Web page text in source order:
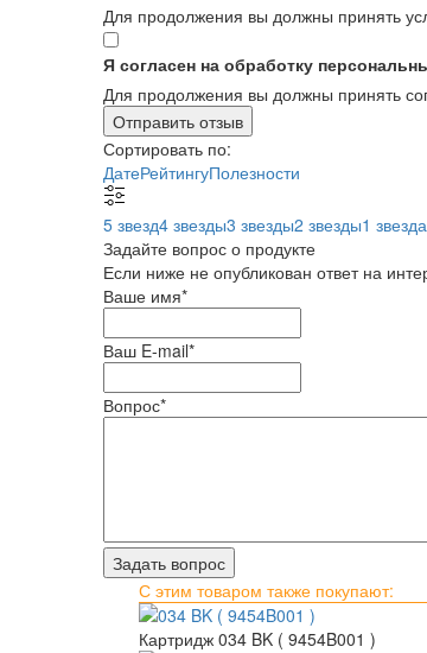
Для продолжения вы должны принять
Я согласен на обработку
Для продолжения вы должны принять
Отправить отзыв
Сортировать по:
ДатеРейтингуПолезности
5 звезд4 звезды3 звезды2 звезды1 звезда
Задайте вопрос о продукте
Если ниже не опубликован ответ на
Ваше имя*
Ваш E-mail*
Вопрос*
С этим товаром также покупают:
Картридж 034 BK ( 9454B001 )